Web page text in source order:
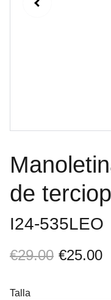
de
I24-535LEO
€29.00 €25.00
Talla